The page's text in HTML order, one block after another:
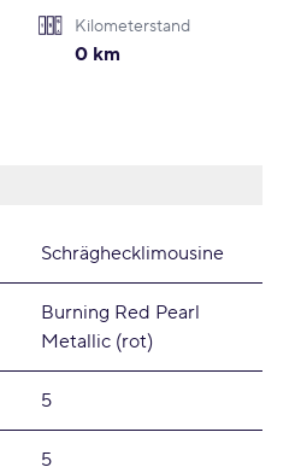
Kilometerstand
0 km
Schräghecklimousine
Burning Red Pearl
Metallic (rot)
5
5